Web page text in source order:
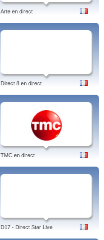
Arte en direct
Direct 8 en direct
TMC en direct
D17 - Direct Star Live